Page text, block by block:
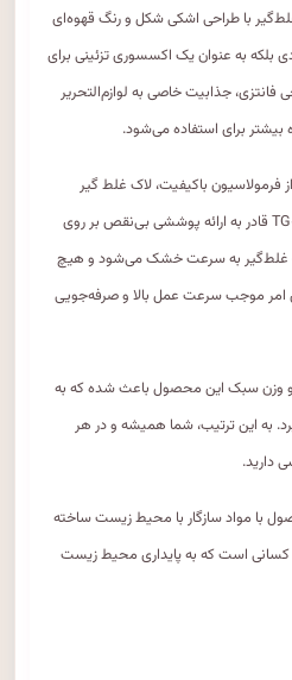
با طراحی اشکی شکل و رنگ قهوه‌ای
بلکه به عنوان یک اکسسوری تزئینی برای
جذابیت خاصی به لوازم‌التحریر
برای استفاده می‌شود.
فرمولاسیون باکیفیت، لاک غلط گیر
فانتزی اشکی قهوه‌ای کد: TG-B۷۳۰۶ قادر به ارائه پوششی بی‌نقص بر روی
غلط‌گیر به سرعت خشک می‌شود و هیچ
امر موجب سرعت عمل بالا و صرفه‌جویی
و وزن سبک این محصول باعث شده که به
به این ترتیب، شما همیشه و در هر
دارید.
با مواد سازگار با محیط زیست ساخته
است که به پایداری محیط زیست